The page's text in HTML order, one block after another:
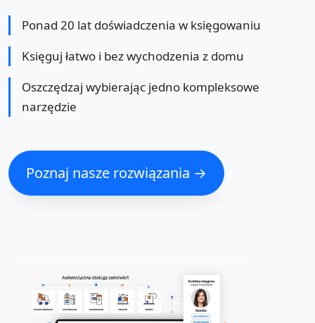
Ponad 20 lat doświadczenia w księgowaniu
Księguj łatwo i bez wychodzenia z domu
Oszczędzaj wybierając jedno kompleksowe
narzędzie
Poznaj nasze rozwiązania →